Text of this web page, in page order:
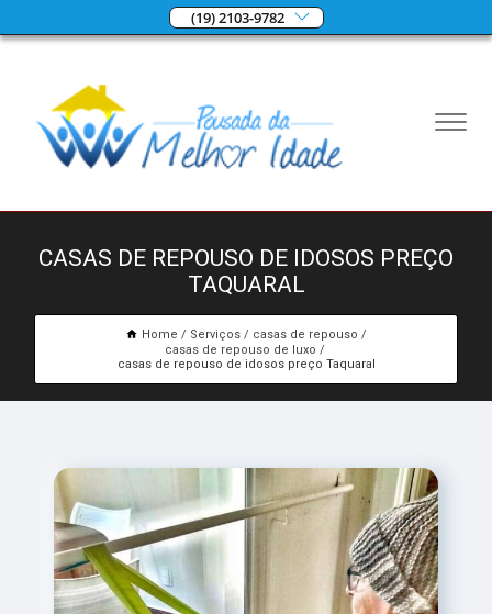
(19) 2103-9782
CASAS DE REPOUSO DE IDOSOS PREÇO
TAQUARAL
Home Serviços
casas de repouso
casas de repouso de luxo
casas de repouso de idosos preço Taquaral